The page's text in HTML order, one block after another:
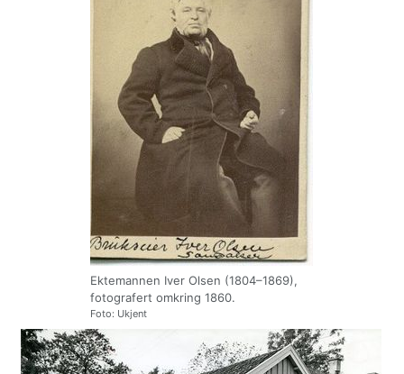
Ektemannen Iver Olsen (1804–1869),
fotografert omkring 1860.
Foto: Ukjent